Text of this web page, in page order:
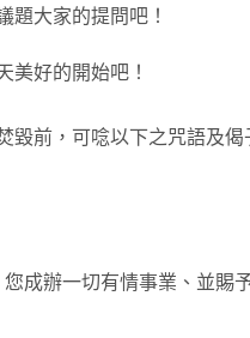
大家的提問吧！
好的開始吧！
前，可唸以下之咒語及
成辦一切有情事業、並賜